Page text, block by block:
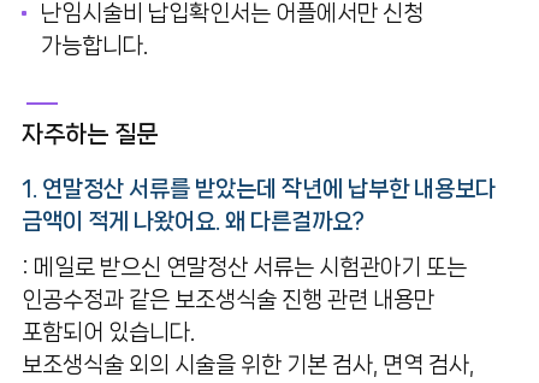
오시는길/주차안내
난임시술비 지원사업 안내
자주하는질문
난임시술비 납입확인서는 어플에서만 신청
가능합니다.
자주하는 질문
1. 연말정산 서류를 받았는데 작년에 납부한 내용보다
금액이 적게 나왔어요. 왜 다른걸까요?
: 메일로 받으신 연말정산 서류는 시험관아기 또는
인공수정과 같은 보조생식술 진행 관련 내용만
포함되어 있습니다.
보조생식술 외의 시술을 위한 기본 검사, 면역 검사,